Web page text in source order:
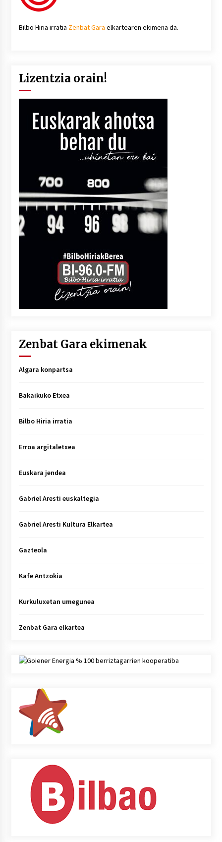
Bilbo Hiria irratia Zenbat Gara elkartearen ekimena da.
Lizentzia orain!
Zenbat Gara ekimenak
Algara konpartsa
Bakaikuko Etxea
Bilbo Hiria irratia
Erroa argitaletxea
Euskara jendea
Gabriel Aresti euskaltegia
Gabriel Aresti Kultura Elkartea
Gazteola
Kafe Antzokia
Kurkuluxetan umegunea
Zenbat Gara elkartea